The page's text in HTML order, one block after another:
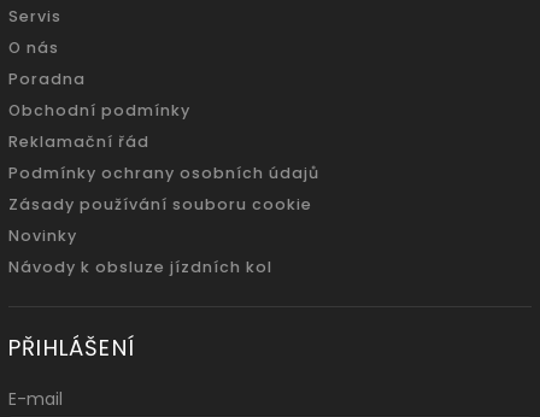
Servis
O nás
Poradna
Obchodní podmínky
Reklamační řád
Podmínky ochrany osobních údajů
Zásady používání souboru cookie
Novinky
Návody k obsluze jízdních kol
PŘIHLÁŠENÍ
E-mail